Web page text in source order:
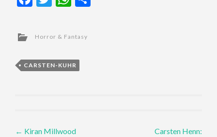
Horror & Fantasy
CARSTEN-KUHR
Post
← Kiran Millwood
Carsten Henn: